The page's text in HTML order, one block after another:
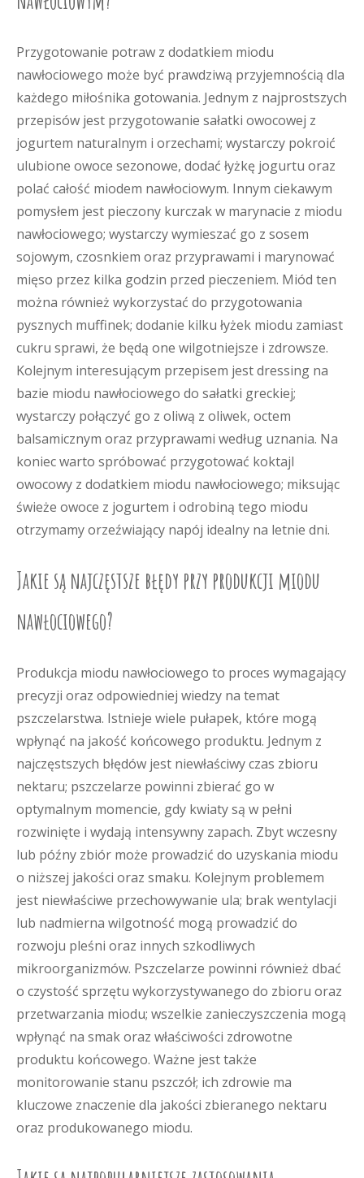
Przygotowanie potraw z dodatkiem miodu
nawłociowego może być prawdziwą przyjemnością dla
każdego miłośnika gotowania. Jednym z najprostszych
przepisów jest przygotowanie sałatki owocowej z
jogurtem naturalnym i orzechami; wystarczy pokroić
ulubione owoce sezonowe, dodać łyżkę jogurtu oraz
polać całość miodem nawłociowym. Innym ciekawym
pomysłem jest pieczony kurczak w marynacie z miodu
nawłociowego; wystarczy wymieszać go z sosem
sojowym, czosnkiem oraz przyprawami i marynować
mięso przez kilka godzin przed pieczeniem. Miód ten
można również wykorzystać do przygotowania
pysznych muffinek; dodanie kilku łyżek miodu zamiast
cukru sprawi, że będą one wilgotniejsze i zdrowsze.
Kolejnym interesującym przepisem jest dressing na
bazie miodu nawłociowego do sałatki greckiej;
wystarczy połączyć go z oliwą z oliwek, octem
balsamicznym oraz przyprawami według uznania. Na
koniec warto spróbować przygotować koktajl
owocowy z dodatkiem miodu nawłociowego; miksując
świeże owoce z jogurtem i odrobiną tego miodu
otrzymamy orzeźwiający napój idealny na letnie dni.
Jakie są najczęstsze błędy przy produkcji miodu
nawłociowego?
Produkcja miodu nawłociowego to proces wymagający
precyzji oraz odpowiedniej wiedzy na temat
pszczelarstwa. Istnieje wiele pułapek, które mogą
wpłynąć na jakość końcowego produktu. Jednym z
najczęstszych błędów jest niewłaściwy czas zbioru
nektaru; pszczelarze powinni zbierać go w
optymalnym momencie, gdy kwiaty są w pełni
rozwinięte i wydają intensywny zapach. Zbyt wczesny
lub późny zbiór może prowadzić do uzyskania miodu
o niższej jakości oraz smaku. Kolejnym problemem
jest niewłaściwe przechowywanie ula; brak wentylacji
lub nadmierna wilgotność mogą prowadzić do
rozwoju pleśni oraz innych szkodliwych
mikroorganizmów. Pszczelarze powinni również dbać
o czystość sprzętu wykorzystywanego do zbioru oraz
przetwarzania miodu; wszelkie zanieczyszczenia mogą
wpłynąć na smak oraz właściwości zdrowotne
produktu końcowego. Ważne jest także
monitorowanie stanu pszczół; ich zdrowie ma
kluczowe znaczenie dla jakości zbieranego nektaru
oraz produkowanego miodu.